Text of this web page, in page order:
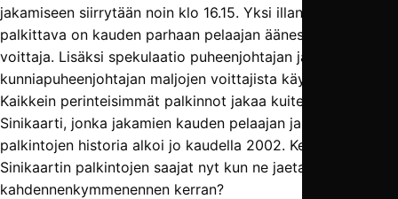
jakamiseen siirrytään noin klo 16.15. Yksi illan odotetuin
palkittava on kauden parhaan pelaajan äänestyksen
voittaja. Lisäksi spekulaatio puheenjohtajan ja
kunniapuheenjohtajan maljojen voittajista käy jo kuumana.
Kaikkein perinteisimmät palkinnot jakaa kuitenkin
Sinikaarti, jonka jakamien kauden pelaajan ja pelimiehen
palkintojen historia alkoi jo kaudella 2002. Ketkä ovat
Sinikaartin palkintojen saajat nyt kun ne jaetaan jo
kahdennenkymmenennen kerran?